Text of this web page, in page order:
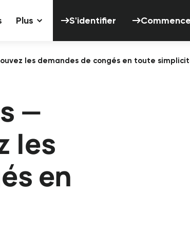
Plus S'identifier
les demandes de congés en toute
—
les
en